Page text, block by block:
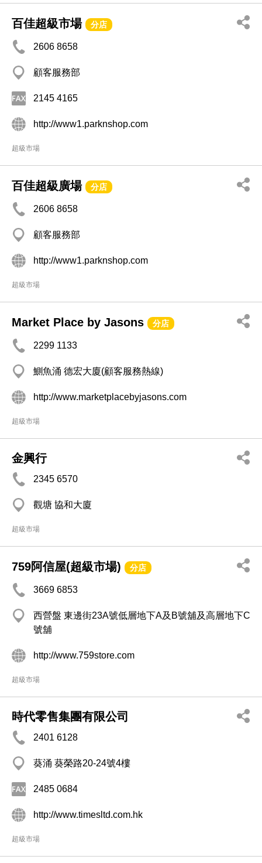
百佳超級市場 分店
2606 8658
顧客服務部
2145 4165
http://www1.parknshop.com
超級市場
百佳超級廣場 分店
2606 8658
顧客服務部
http://www1.parknshop.com
超級市場
Market Place by Jasons 分店
2299 1133
鰂魚涌 德宏大廈(顧客服務熱線)
http://www.marketplacebyjasons.com
超級市場
金興行
2345 6570
觀塘 協和大廈
超級市場
759阿信屋(超級市場) 分店
3669 6853
西營盤 東邊街23A號低層地下A及B號舖及高層地下C
號舖
http://www.759store.com
超級市場
時代零售集團有限公司
2401 6128
葵涌 葵榮路20-24號4樓
2485 0684
http://www.timesltd.com.hk
超級市場